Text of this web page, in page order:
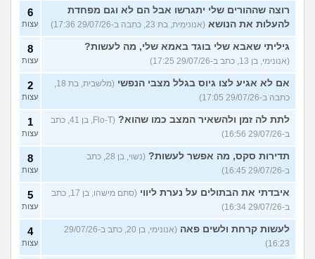
רוצה שההורים שלי יתגרשו אבל הם לא וגם מפחדת
להעלות את הנושא (אנונימית, בת 23, כתבה ב-29/07/26 17:36)
6
עצות
גיליתי שאבא שלי בוגד באמא שלי, מה לעשות?
(אנונימי, בן 13, כתב ב-29/07/26 17:25)
8
עצות
אם לא אגיע לצו גיוס בגלל מצבי הנפשי
(מלשבית, בת 18,
כתבה ב-29/07/26 17:05)
2
עצות
לתת לה זמן ולהשאיר המצב כמו שהוא?
(Flo-T, בן 41, כתב
ב-29/07/26 16:56)
1
עצות
תדירות סקס, מה אפשר לעשות?
(נשוי, בן 28, כתב
ב-29/07/26 16:45)
8
עצות
איבדתי את הבתולים על נערת ליווי
(סתם מישהו, בן 17, כתב
ב-29/07/26 16:34)
5
עצות
לעשות קרחת ולשים פאה
(אנונימי, בן 20, כתב ב-29/07/26
16:23)
4
עצות